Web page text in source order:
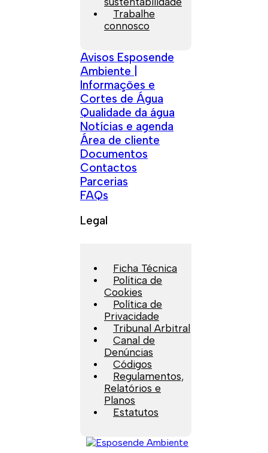
Trabalhe
connosco
Avisos Esposende
Ambiente |
Informações e
Cortes de Água
Qualidade da água
Notícias e agenda
Área de cliente
Documentos
Contactos
Parcerias
FAQs
Legal
Ficha Técnica
Política de
Cookies
Política de
Privacidade
Tribunal Arbitral
Canal de
Denúncias
Códigos
Regulamentos,
Relatórios e
Planos
Estatutos